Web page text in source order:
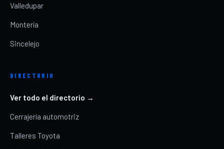
Valledupar
Montería
Sincelejo
DIRECTORIO
Ver todo el directorio →
Cerrajería automotriz
Talleres Toyota